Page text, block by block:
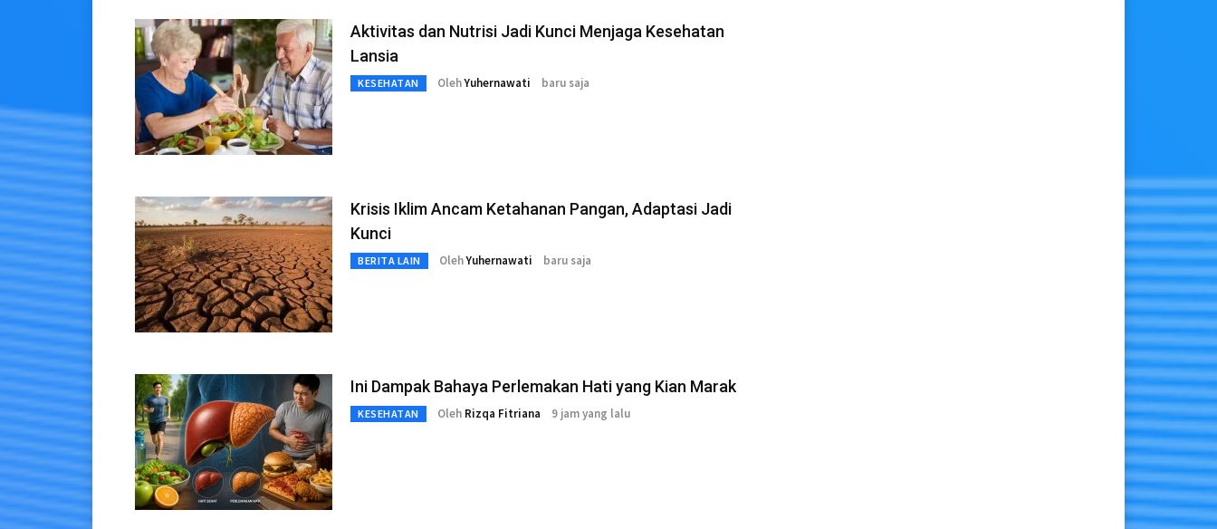
Aktivitas dan Nutrisi Jadi Kunci Menjaga Kesehatan
Lansia
KESEHATAN OlehYuhernawati baru saja
Krisis Iklim Ancam Ketahanan Pangan, Adaptasi Jadi
Kunci
BERITA LAIN OlehYuhernawati baru saja
Ini Dampak Bahaya Perlemakan Hati yang Kian Marak
KESEHATAN Oleh Rizqa Fitriana 9 jam yang lalu